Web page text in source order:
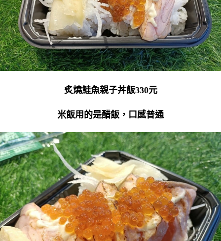
炙燒鮭魚親子丼飯330元
米飯用的是醋飯，口感普通